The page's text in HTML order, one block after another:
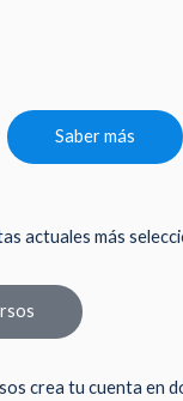
Saber más
actuales más
crea tu cuenta en